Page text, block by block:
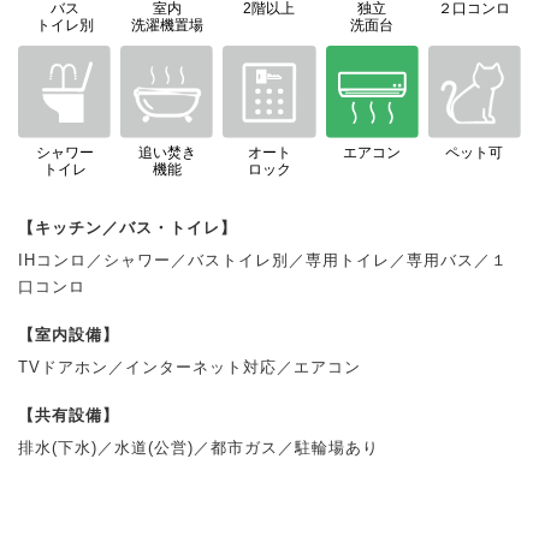
バス
トイレ別
室内
洗濯機置場
2階以上
独立
洗面台
２口コンロ
シャワー
トイレ
追い焚き
機能
オート
ロック
エアコン ペット可
【キッチン／バス・トイレ】
IHコンロ／シャワー／バストイレ別／専用トイレ／専用バス／１
口コンロ
【室内設備】
TVドアホン／インターネット対応／エアコン
【共有設備】
排水(下水)／水道(公営)／都市ガス／駐輪場あり